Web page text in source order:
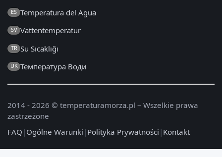
ES Temperatura del Agua
SV Vattentemperatur
TR Su Sıcaklığı
UK Температура Води
2014 - 2026 © temperaturamorza.pl – Wszelkie prawa
zastrzeżone
FAQ | Ogólne Warunki | Polityka Prywatności | Kontakt